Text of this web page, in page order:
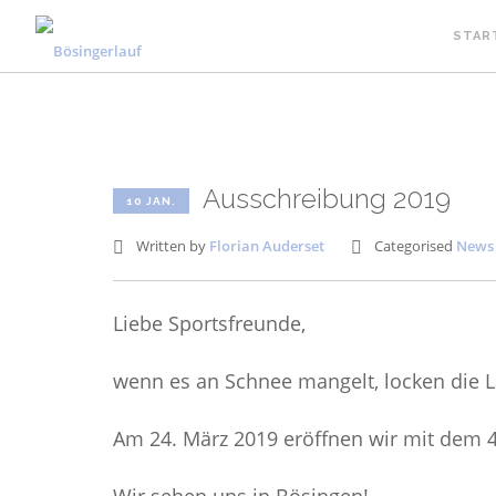
10 JAN. Ausschreibung 2019
Written by Florian Auderset Categorised News
Liebe Sportsfreunde,
wenn es an Schnee mangelt, locken die
Am 24. März 2019 eröffnen wir mit dem